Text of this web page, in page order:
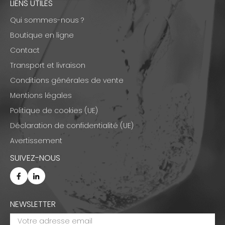
LIENS UTILES
Qui sommes-nous ?
Boutique en ligne
Contact
Transport et livraison
Conditions générales de vente
Mentions légales
Politique de cookies (UE)
Déclaration de confidentialité (UE)
Avertissement
SUIVEZ-NOUS
NEWSLETTER